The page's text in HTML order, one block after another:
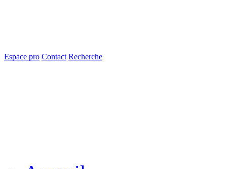
Espace pro Contact Recherche